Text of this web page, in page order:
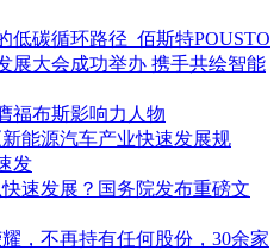
低碳循环路径_佰斯特POUSTO
展大会成功举办 携手共绘智能
福布斯影响力人物
能源汽车产业快速发展规
发
速发展？国务院发布重磅文
，不再持有任何股份，30余家